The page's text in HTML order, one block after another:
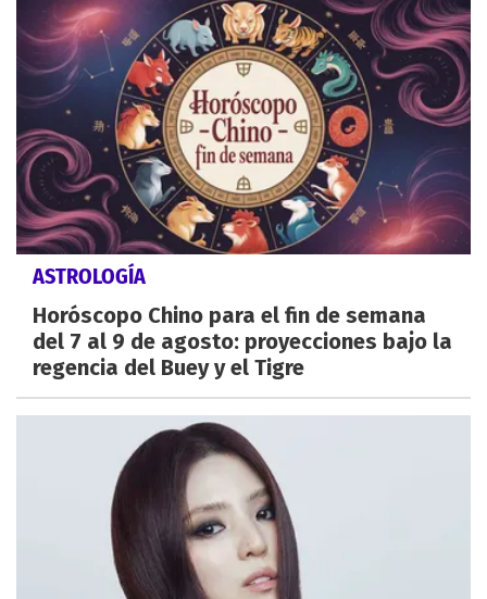
ASTROLOGÍA
Horóscopo Chino para el fin de semana
del 7 al 9 de agosto: proyecciones bajo la
regencia del Buey y el Tigre